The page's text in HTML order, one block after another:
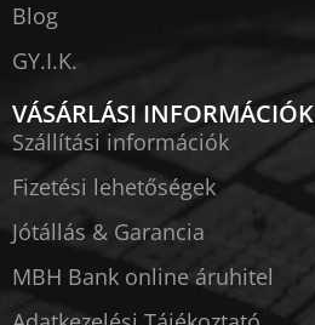
Blog
GY.I.K.
VÁSÁRLÁSI INFORMÁCIÓK
Szállítási információk
Fizetési lehetőségek
Jótállás & Garancia
MBH Bank online áruhitel